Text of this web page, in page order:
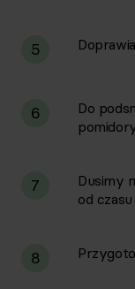
5
6
Do
7
Dusimy
od
8